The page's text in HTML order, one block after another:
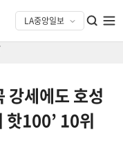
강세에도 호성
핫100’ 10위